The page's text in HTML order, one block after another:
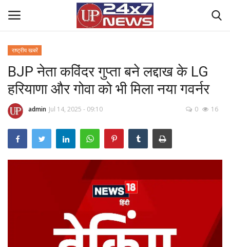
Home
Contact Us
राष्ट्रीय खबरें
उत्तर प्रदेश
राष्ट्रीय खबरें
BJP नेता कविंदर गुप्ता बने लद्दाख के LG
हरियाणा और गोवा को भी मिला नया गवर्नर
admin Jul 14, 2025 - 09:10 0 16